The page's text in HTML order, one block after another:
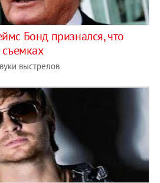
Бонд признался, что
съемках
выстрелов